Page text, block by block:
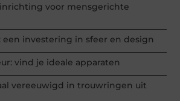
voor mensgerichte
een investering in sfeer en design
vind je ideale apparaten
vereeuwigd in trouwringen uit